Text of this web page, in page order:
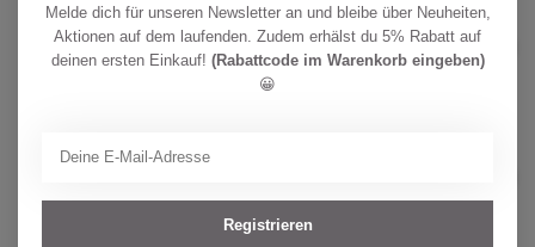
REIMA
Reima Kinder BugProof T-shirt
Inista Birch Beige
CHF
34,90
CHF
PROTEST
Auf Lager
Melde dich für unseren Newsletter an und bleibe über Neuheiten,
Aktionen auf dem laufenden. Zudem erhälst du 5% Rabatt auf
deinen ersten Einkauf! (Rabattcode im Warenkorb eingeben)
😀
Registrieren